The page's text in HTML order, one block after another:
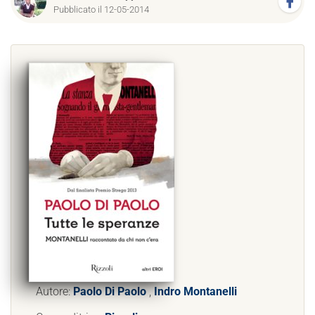
Pubblicato il 12-05-2014
Autore:Paolo Di Paolo,Indro Montanelli